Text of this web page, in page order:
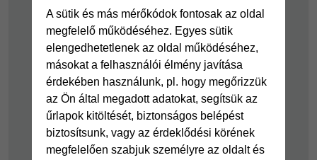
A sütik és más mérőkódok fontosak az oldal
megfelelő működéséhez. Egyes sütik
elengedhetetlenek az oldal működéséhez,
másokat a felhasználói élmény javítása
érdekében használunk, pl. hogy megőrizzük
az Ön által megadott adatokat, segítsük az
űrlapok kitöltését, biztonságos belépést
biztosítsunk, vagy az érdeklődési körének
megfelelően szabjuk személyre az oldalt és
Tájékoztató
fogyatékkal élő
ügyfelek részére
Hitelkártya
Cofidis Hitelkártya
Joker részletfizetés
Áruhitel Expressz
Személyikölcsön
Cofidis személyi
kölcsön
Cofidis Bank